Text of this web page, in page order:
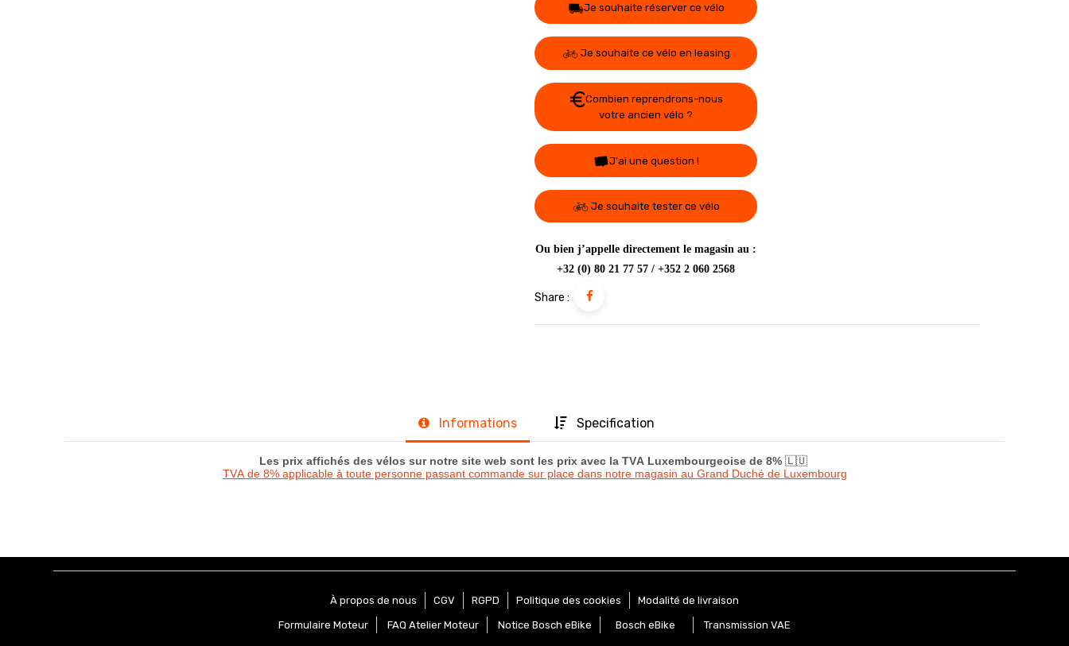
Je souhaite réserver ce vélo
Je souhaite ce vélo en leasing
Combien reprendrons-nous
votre ancien vélo ?
J'ai une question !
Je souhaite tester ce vélo
Ou bien j’appelle directement le magasin au :
+32 (0) 80 21 77 57 / +352 2 060 2568
Share :
Informations Specification
Les prix affichés des vélos sur notre site web sont les prix avec la TVA Luxembourgeoise de 8% 🇱🇺
TVA de 8% applicable à toute personne passant commande sur place dans notre magasin au Grand Duché de Luxembourg
À propos de nous CGV RGPD Politique des cookies Modalité de livraison
Formulaire Moteur FAQ Atelier Moteur Notice Bosch eBike Bosch eBike Transmission VAE